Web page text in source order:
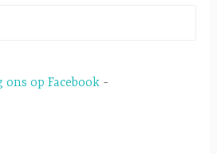
ons op Facebook